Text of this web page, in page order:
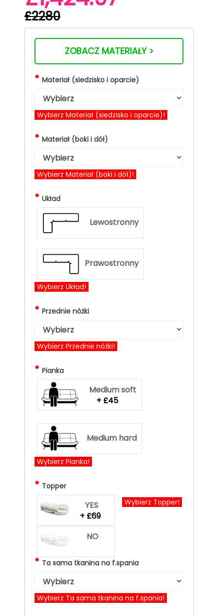
£2280
ZOBACZ MATERIAŁY >
* Materiał (siedzisko i oparcie)
Wybierz Materiał (siedzisko i oparcie)!
* Materiał (boki i dół)
Wybierz Materiał (boki i dół)!
* Układ
Lewostronny
Prawostronny
Wybierz Układ!
* Przednie nóżki
Wybierz Przednie nóżki!
* Pianka
Medium soft
+ £45
Medium hard
Wybierz Pianka!
* Topper
YES
+ £69
NO
Wybierz Topper!
*Ta sama tkanina na f.spania
Wybierz Ta sama tkanina na f.spania!